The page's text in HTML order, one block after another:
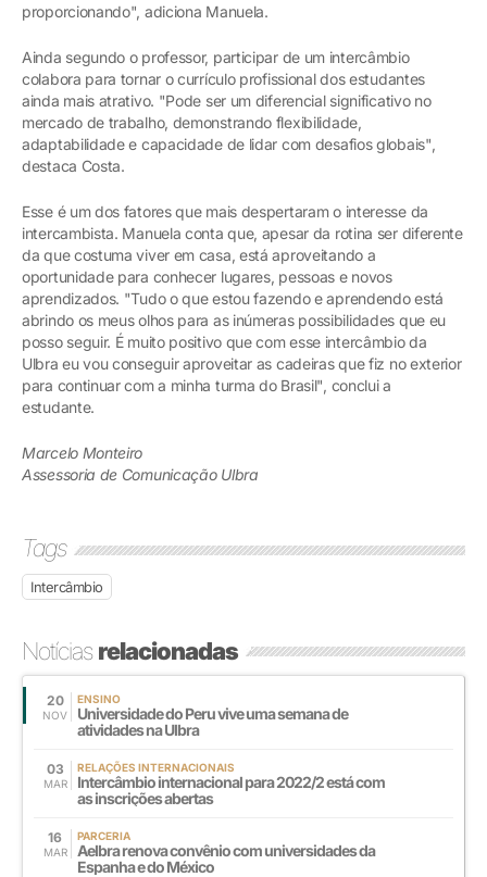
proporcionando", adiciona Manuela.
Ainda segundo o professor, participar de um intercâmbio
colabora para tornar o currículo profissional dos estudantes
ainda mais atrativo. "Pode ser um diferencial significativo no
mercado de trabalho, demonstrando flexibilidade,
adaptabilidade e capacidade de lidar com desafios globais",
destaca Costa.
Esse é um dos fatores que mais despertaram o interesse da
intercambista. Manuela conta que, apesar da rotina ser diferente
da que costuma viver em casa, está aproveitando a
oportunidade para conhecer lugares, pessoas e novos
aprendizados. "Tudo o que estou fazendo e aprendendo está
abrindo os meus olhos para as inúmeras possibilidades que eu
posso seguir. É muito positivo que com esse intercâmbio da
Ulbra eu vou conseguir aproveitar as cadeiras que fiz no exterior
para continuar com a minha turma do Brasil", conclui a
estudante.
Marcelo Monteiro
Assessoria de Comunicação Ulbra
Tags
Intercâmbio
Notíciasrelacionadas
20
NOV
ENSINO
Universidade do Peru vive uma semana de
atividades na Ulbra
03
MAR
RELAÇÕES INTERNACIONAIS
Intercâmbio internacional para 2022/2 está com
as inscrições abertas
16
MAR
PARCERIA
Aelbra renova convênio com universidades da
Espanha e do México